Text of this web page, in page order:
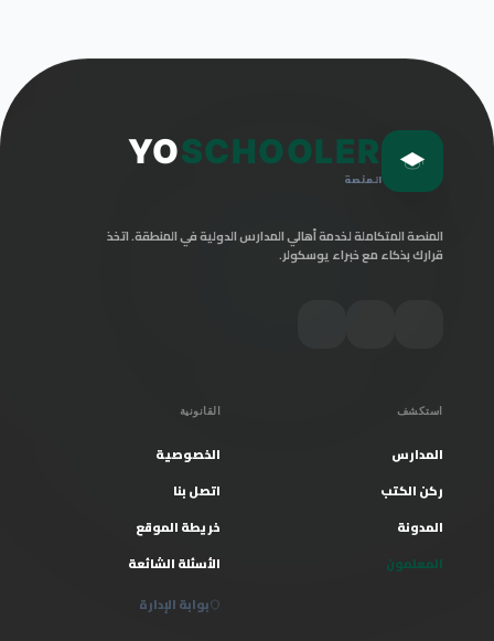
YOSCHOOLER
المنصة
المنصة المتكاملة لخدمة أهالي المدارس الدولية في المنطقة. اتخذ
قرارك بذكاء مع خبراء يوسكولر.
استكشف
المدارس
ركن الكتب
المدونة
المعلمون
القانونية
الخصوصية
اتصل بنا
خريطة الموقع
الأسئلة الشائعة
بوابة الإدارة